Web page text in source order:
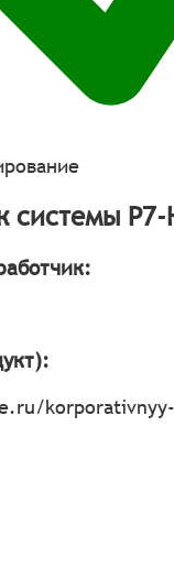
системы
korporativnyy-